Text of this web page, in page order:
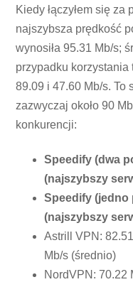
Kiedy łączyłem się za
najszybsza prędkość
wynosiła 95.31 Mb/s;
przypadku korzystania
89.09 i 47.60 Mb/s. To
zazwyczaj około 90
konkurencji:
Speedify (dwa
(najszybszy
Speedify (jedno
(najszybszy
Astrill VPN:
Mb/s (średnio)
NordVPN: 70.22